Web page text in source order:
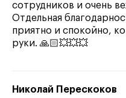
сотрудников и очень
Отдельная
приятно и спокойно,
руки. 🙏🏻💥💥💥
Николай Перескоков